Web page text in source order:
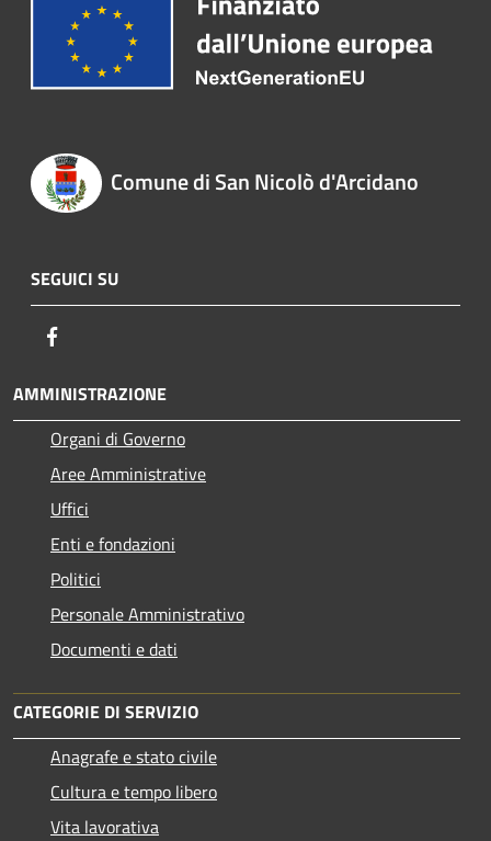
Comune di San Nicolò d'Arcidano
SEGUICI SU
AMMINISTRAZIONE
Organi di Governo
Aree Amministrative
Uffici
Enti e fondazioni
Politici
Personale Amministrativo
Documenti e dati
CATEGORIE DI SERVIZIO
Anagrafe e stato civile
Cultura e tempo libero
Vita lavorativa